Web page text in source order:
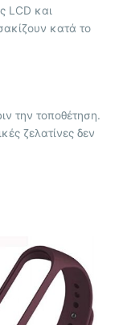
LCD και
κατά το
την τοποθέτηση.
ζελατίνες δεν